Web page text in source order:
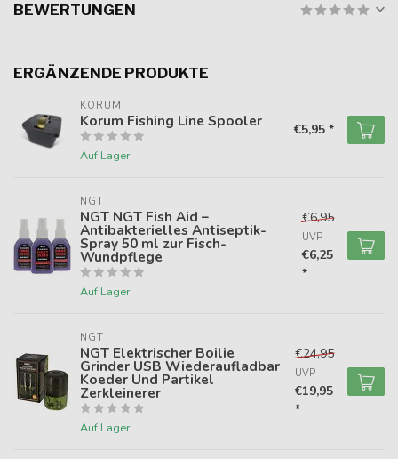
BEWERTUNGEN
ERGÄNZENDE PRODUKTE
KORUM
Korum Fishing Line Spooler
Auf Lager
€5,95 *
NGT
NGT NGT Fish Aid –
Antibakterielles Antiseptik-
Spray 50 ml zur Fisch-
Wundpflege
Auf Lager
€6,95
UVP
€6,25
*
NGT
NGT Elektrischer Boilie
Grinder USB Wiederaufladbar
Koeder Und Partikel
Zerkleinerer
Auf Lager
€24,95
UVP
€19,95
*